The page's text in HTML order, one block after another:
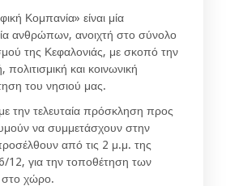
Κομπανία» είναι μία
ανθρώπων, ανοιχτή στο σύνολο
της Κεφαλονιάς, με σκοπό την
και κοινωνική
του νησιού μας.
την τελευταία πρόσκληση προς
να συμμετάσχουν στην
από τις 2 μ.μ. της
12, για την τοποθέτηση των
στο χώρο.